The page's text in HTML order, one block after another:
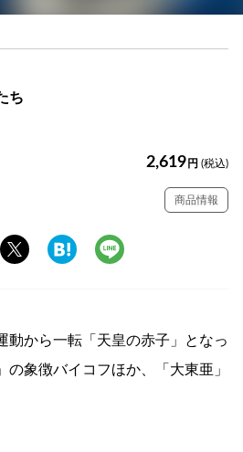
ち
2,619 円 (税込)
商品情報
動から一転「天皇の赤子」となっ
の象徴バイコフほか、「大東亜」